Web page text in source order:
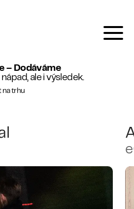
– Dodáváme
ale i výsledek.
na trhu